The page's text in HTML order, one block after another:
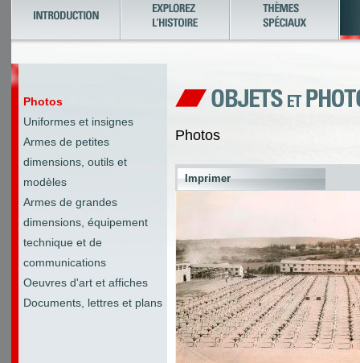
Photos
Uniformes et insignes
Armes de petites
dimensions, outils et
modèles
Armes de grandes
dimensions, équipement
technique et de
communications
Oeuvres d'art et affiches
Documents, lettres et plans
Photos
Imprimer